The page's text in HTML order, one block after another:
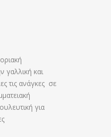
γαλλική και
τις ανάγκες σε
για